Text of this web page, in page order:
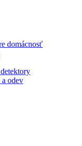
domácnosť
a odev